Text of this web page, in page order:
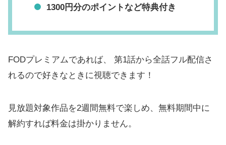
1300円分のポイントなど特典付き
FODプレミアムであれば、 第1話から全話フル配信さ
れるので好きなときに視聴できます！
見放題対象作品を2週間無料で楽しめ、無料期間中に
解約すれば料金は掛かりません。